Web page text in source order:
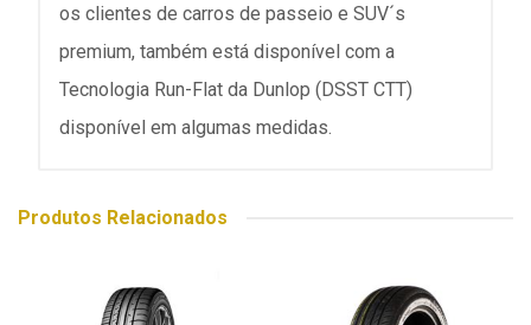
os clientes de carros de passeio e SUV´s
premium, também está disponível com a
Tecnologia Run-Flat da Dunlop (DSST CTT)
disponível em algumas medidas.
Produtos Relacionados